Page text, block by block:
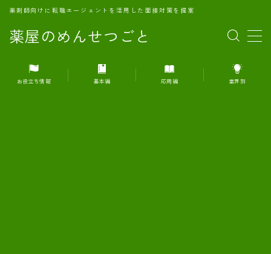
薬屋のめんせつごと
薬剤師向けに転職エージェントを活用した面接対策を提案
MENU
1.転職エージェントとは何か？
お役立ち情報 基本編 応用編 業界別